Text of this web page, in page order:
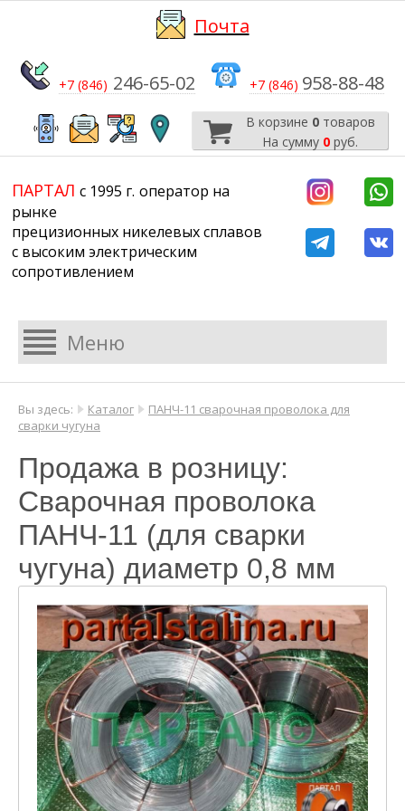
Почта
+7 (846) 246-65-02 +7 (846) 958-88-48
В корзине 0товаров
На сумму 0 руб.
ПАРТАЛ с 1995 г. ​​​​​​​оператор на
рынке
прецизионных никелевых сплавов
с высоким электрическим
сопротивлением
Вы здесь: Каталог
ПАНЧ-11 сварочная проволока для
сварки чугуна
Продажа в розницу:
Сварочная проволока
ПАНЧ-11 (для сварки
чугуна) диаметр 0,8 мм